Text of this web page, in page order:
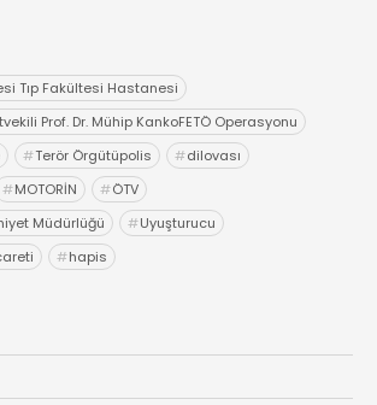
Tıp Fakültesi Hastanesi
Prof. Dr. Mühip KankoFETÖ Operasyonu
#Terör Örgütüpolis #dilovası
#MOTORİN #ÖTV
Müdürlüğü #Uyuşturucu
#hapis